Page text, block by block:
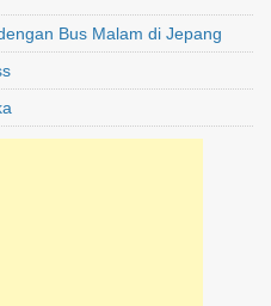
Bus Malam di Jepang